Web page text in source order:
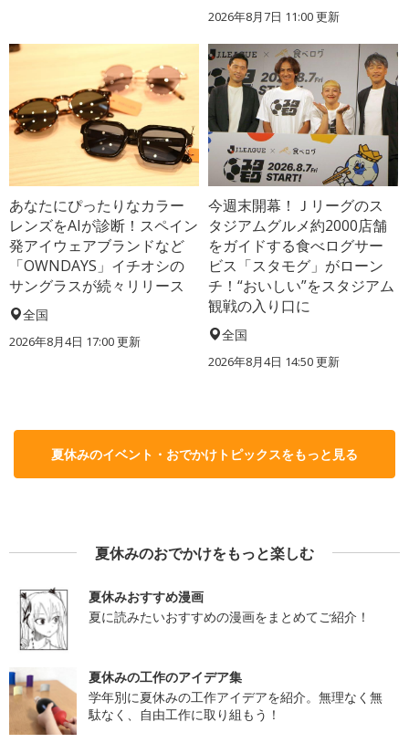
2026年8月7日 11:00更新
あなたにぴったりなカラー
レンズをAIが診断！スペイン
発アイウェアブランドなど
「OWNDAYS」イチオシの
サングラスが続々リリース
全国
2026年8月4日 17:00更新
今週末開幕！Ｊリーグのス
タジアムグルメ約2000店舗
をガイドする食べログサー
ビス「スタモグ」がローン
チ！“おいしい”をスタジアム
観戦の入り口に
全国
2026年8月4日 14:50更新
夏休みのイベント・おでかけトピックスをもっと見る
夏休みのおでかけをもっと楽しむ
夏休みおすすめ漫画
夏に読みたいおすすめの漫画をまとめてご紹介！
夏休みの工作のアイデア集
学年別に夏休みの工作アイデアを紹介。無理なく無
駄なく、自由工作に取り組もう！